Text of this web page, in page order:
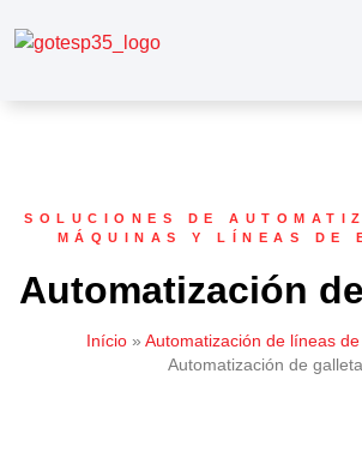
SOLUCIONES DE
MÁQUINAS Y LÍNEAS DE
Automatización
Início » Automatización de líneas
Automatización de